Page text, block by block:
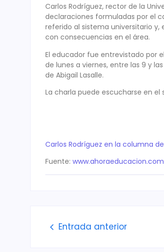
Carlos Rodríguez, rector de la
declaraciones formuladas por el
referido al sistema universitario y,
con consecuencias en el área.
El educador fue entrevistado por
de lunes a viernes, entre las 9 y
de Abigail Lasalle.
La charla puede escucharse en el
Carlos Rodríguez en la columna
Fuente: www.ahoraeducacion.com
Entrada anterior